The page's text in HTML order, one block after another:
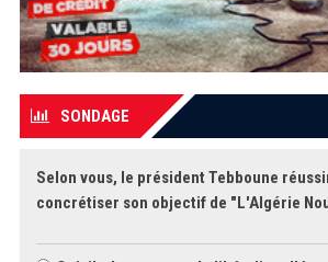
SONDAGE
Selon vous, le président Tebboune
concrétiser son objectif de "L'Algérie